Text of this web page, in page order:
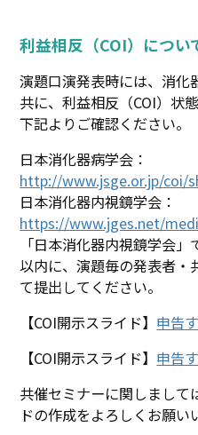
利益相反（COI）につい
演題口演発表時には、消化
共に、利益相反（COI）状
下記よりご確認ください。
日本消化器病学会：
http://www.jsge.or.jp/coi/
日本消化器内視鏡学会：
https://www.jges.net/
「日本消化器内視鏡学会
以内に、演題毎の発表者・
て提出してください。
【COI開示スライド】 申告
【COI開示スライド】 申告
共催セミナーに関しまして
ドの作成をよろしくお願い